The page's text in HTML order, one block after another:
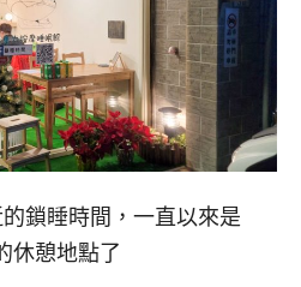
鎖睡時間，一直以來是
休憩地點了